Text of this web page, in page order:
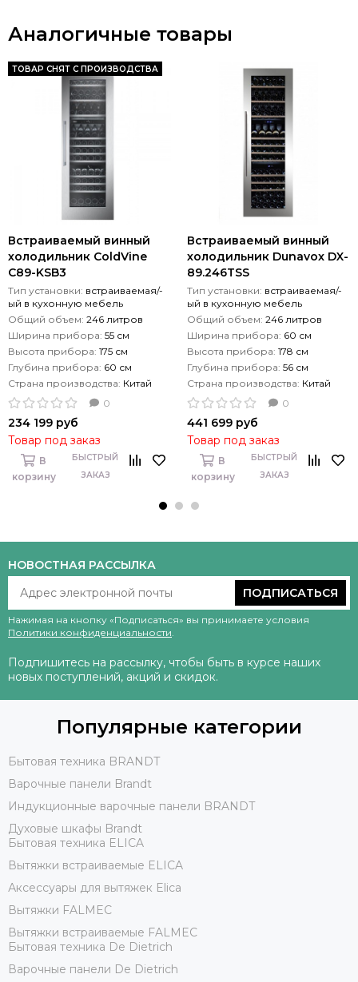
Аналогичные товары
ТОВАР СНЯТ С ПРОИЗВОДСТВА
Встраиваемый винный
холодильник ColdVine
C89-KSB3
Тип установки: встраиваемая/-
ый в кухонную мебель
Общий объем: 246 литров
Ширина прибора: 55 см
Высота прибора: 175 см
Глубина прибора: 60 см
Страна производства: Китай
0
234 199 руб
Товар под заказ
В
корзину
БЫСТРЫЙ
ЗАКАЗ
Встраиваемый винный
холодильник Dunavox DX-
89.246TSS
Тип установки: встраиваемая/-
ый в кухонную мебель
Общий объем: 246 литров
Ширина прибора: 60 см
Высота прибора: 178 см
Глубина прибора: 56 см
Страна производства: Китай
0
441 699 руб
Товар под заказ
В
корзину
БЫСТРЫЙ
ЗАКАЗ
НОВОСТНАЯ РАССЫЛКА
ПОДПИСАТЬСЯ
Нажимая на кнопку «Подписаться» вы принимаете условия
Политики конфиденциальности
Подпишитесь на рассылку, чтобы быть в курсе наших
новых поступлений, акций и скидок.
Популярные категории
Бытовая техника BRANDT
Варочные панели Brandt
Индукционные варочные панели BRANDT
Духовые шкафы Brandt
Бытовая техника ELICA
Вытяжки встраиваемые ELICA
Аксессуары для вытяжек Elica
Вытяжки FALMEC
Вытяжки встраиваемые FALMEC
Бытовая техника De Dietrich
Варочные панели De Dietrich